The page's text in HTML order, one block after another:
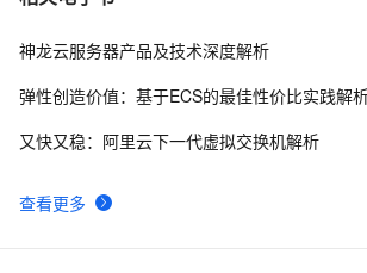
查看更多
神龙云服务器产品及技术深度解析
弹性创造价值：基于ECS的最佳性价比实践解
又快又稳：阿里云下一代虚拟交换机解析